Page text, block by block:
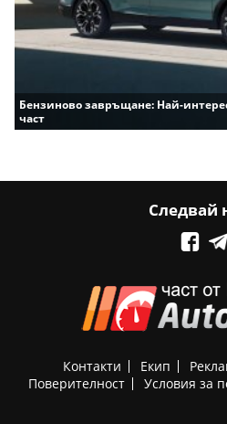
Бензиново завръщане: Най-
част
Следвай
Контакти Екип
Поверителност
Условия за